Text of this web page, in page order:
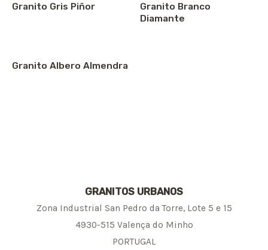
Granito Gris Piñor
Granito Branco
Diamante
Granito Albero Almendra
GRANITOS URBANOS
Zona Industrial San Pedro da Torre, Lote 5 e 15
4930-515 Valença do Minho
PORTUGAL